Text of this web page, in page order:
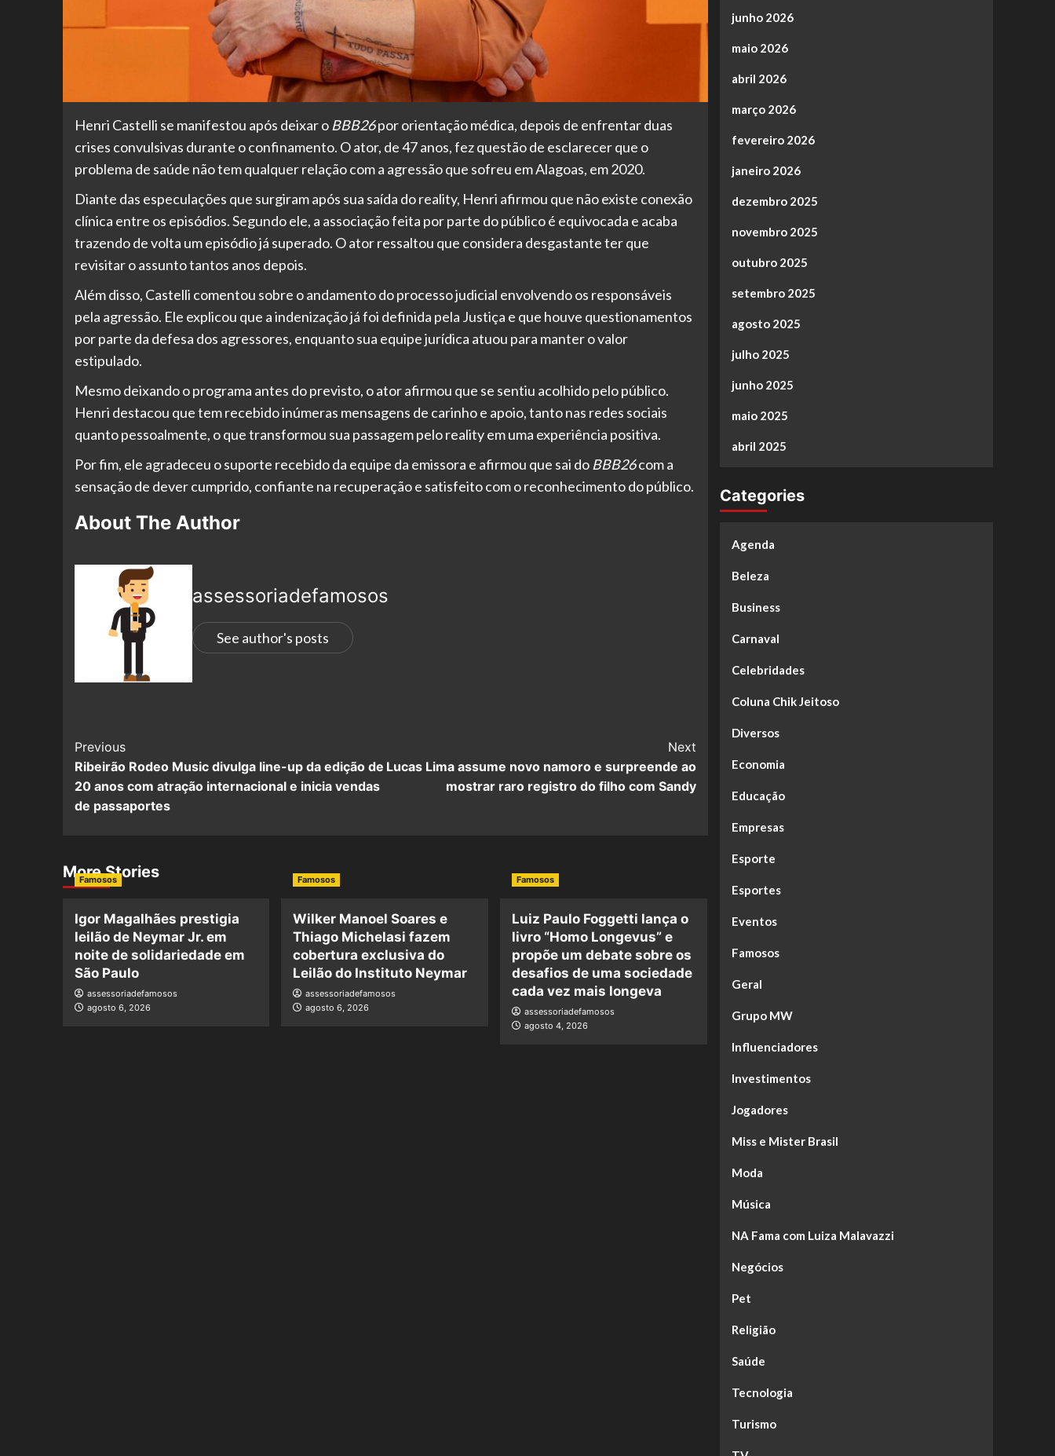
Henri Castelli se manifestou após deixar o BBB26por orientação médica, depois de enfrentar duas
crises convulsivas durante o confinamento. O ator, de 47 anos, fez questão de esclarecer que o
problema de saúde não tem qualquer relação com a agressão que sofreu em Alagoas, em 2020.
Diante das especulações que surgiram após sua saída do reality, Henri afirmou que não existe conexão
clínica entre os episódios. Segundo ele, a associação feita por parte do público é equivocada e acaba
trazendo de volta um episódio já superado. O ator ressaltou que considera desgastante ter que
revisitar o assunto tantos anos depois.
Além disso, Castelli comentou sobre o andamento do processo judicial envolvendo os responsáveis
pela agressão. Ele explicou que a indenização já foi definida pela Justiça e que houve questionamentos
por parte da defesa dos agressores, enquanto sua equipe jurídica atuou para manter o valor
estipulado.
Mesmo deixando o programa antes do previsto, o ator afirmou que se sentiu acolhido pelo público.
Henri destacou que tem recebido inúmeras mensagens de carinho e apoio, tanto nas redes sociais
quanto pessoalmente, o que transformou sua passagem pelo reality em uma experiência positiva.
Por fim, ele agradeceu o suporte recebido da equipe da emissora e afirmou que sai do BBB26com a
sensação de dever cumprido, confiante na recuperação e satisfeito com o reconhecimento do público.
About The Author
assessoriadefamosos
See author's posts
Previous
Ribeirão Rodeo Music divulga line-up da edição de
20 anos com atração internacional e inicia vendas
de passaportes
Next
Lucas Lima assume novo namoro e surpreende ao
mostrar raro registro do filho com Sandy
More Stories
Famosos
Igor Magalhães prestigia
leilão de Neymar Jr. em
noite de solidariedade em
São Paulo
assessoriadefamosos
agosto 6, 2026
Famosos
Wilker Manoel Soares e
Thiago Michelasi fazem
cobertura exclusiva do
Leilão do Instituto Neymar
assessoriadefamosos
agosto 6, 2026
Famosos
Luiz Paulo Foggetti lança o
livro “Homo Longevus” e
propõe um debate sobre os
desafios de uma sociedade
cada vez mais longeva
assessoriadefamosos
agosto 4, 2026
junho 2026
maio 2026
abril 2026
março 2026
fevereiro 2026
janeiro 2026
dezembro 2025
novembro 2025
outubro 2025
setembro 2025
agosto 2025
julho 2025
junho 2025
maio 2025
abril 2025
Categories
Agenda
Beleza
Business
Carnaval
Celebridades
Coluna Chik Jeitoso
Diversos
Economia
Educação
Empresas
Esporte
Esportes
Eventos
Famosos
Geral
Grupo MW
Influenciadores
Investimentos
Jogadores
Miss e Mister Brasil
Moda
Música
NA Fama com Luiza Malavazzi
Negócios
Pet
Religião
Saúde
Tecnologia
Turismo